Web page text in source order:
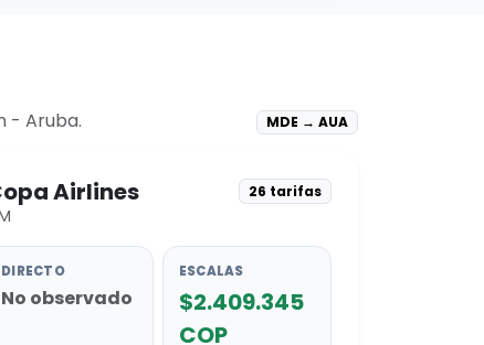
- Aruba. MDE → AUA
Airlines 26 tarifas
DIRECTO
No observado
ESCALAS
$2.409.345
COP